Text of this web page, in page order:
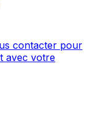
contacter pour
avec votre